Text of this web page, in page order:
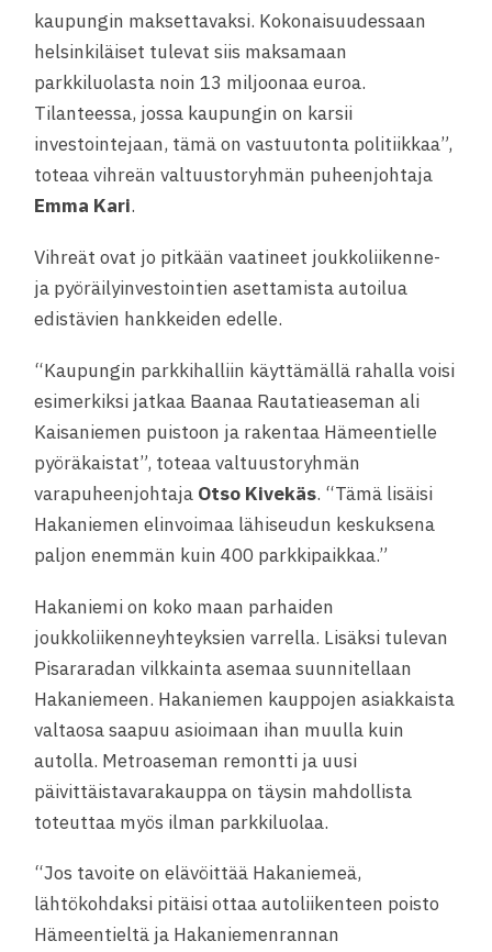
kaupungin maksettavaksi. Kokonaisuudessaan
helsinkiläiset tulevat siis maksamaan
parkkiluolasta noin 13 miljoonaa euroa.
Tilanteessa, jossa kaupungin on karsii
investointejaan, tämä on vastuutonta politiikkaa”,
toteaa vihreän valtuustoryhmän puheenjohtaja
Emma Kari.
Vihreät ovat jo pitkään vaatineet joukkoliikenne-
ja pyöräilyinvestointien asettamista autoilua
edistävien hankkeiden edelle.
“Kaupungin parkkihalliin käyttämällä rahalla voisi
esimerkiksi jatkaa Baanaa Rautatieaseman ali
Kaisaniemen puistoon ja rakentaa Hämeentielle
pyöräkaistat”, toteaa valtuustoryhmän
varapuheenjohtaja Otso Kivekäs. “Tämä lisäisi
Hakaniemen elinvoimaa lähiseudun keskuksena
paljon enemmän kuin 400 parkkipaikkaa.”
Hakaniemi on koko maan parhaiden
joukkoliikenneyhteyksien varrella. Lisäksi tulevan
Pisararadan vilkkainta asemaa suunnitellaan
Hakaniemeen. Hakaniemen kauppojen asiakkaista
valtaosa saapuu asioimaan ihan muulla kuin
autolla. Metroaseman remontti ja uusi
päivittäistavarakauppa on täysin mahdollista
toteuttaa myös ilman parkkiluolaa.
“Jos tavoite on elävöittää Hakaniemeä,
lähtökohdaksi pitäisi ottaa autoliikenteen poisto
Hämeentieltä ja Hakaniemenrannan